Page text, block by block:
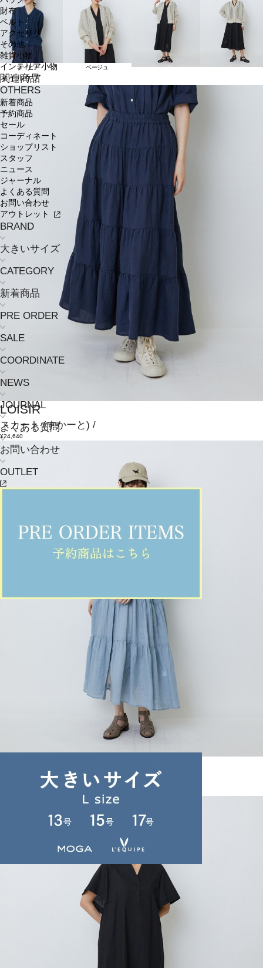
財布
ベルト
アクセサリ
その他
雑貨小物
インテリア小物
ネイルケア
OTHERS
新着商品
予約商品
セール
コーディネート
ショップリスト
スタッフ
ニュース
ジャーナル
よくある質問
お問い合わせ
アウトレット
BRAND
大きいサイズ
CATEGORY
新着商品
PRE ORDER
SALE
COORDINATE
NEWS
JOURNAL
よくある質問
お問い合わせ
OUTLET
ネイビー ベージュ
関連商品
LOISIR
スカート(すかーと) /
¥24,640
ワンピース(わんぴーす) /